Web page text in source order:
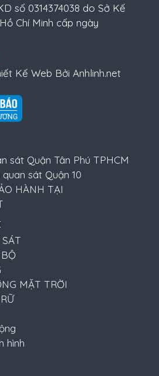
số 0314374038 do Sở Kế
Chí Minh cấp ngày
Kế Web Bởi Anhlinh.net
sát Quận Tân Phú TPHCM
sát Quận 10
HÀNH TẠI
MẶT TRỜI
hình